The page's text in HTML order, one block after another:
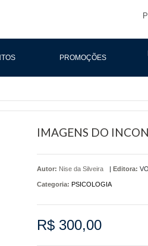
PROMOÇÕES
IMAGENS DO
Autor: Nise da Silveira | Editora:
Categoria: PSICOLOGIA
R$ 300,00